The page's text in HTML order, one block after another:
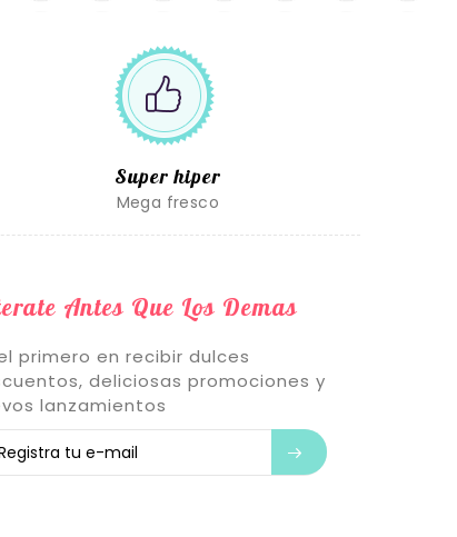
Super hiper
Mega fresco
Antes Que Los Demas
primero en recibir dulces
deliciosas promociones y
lanzamientos